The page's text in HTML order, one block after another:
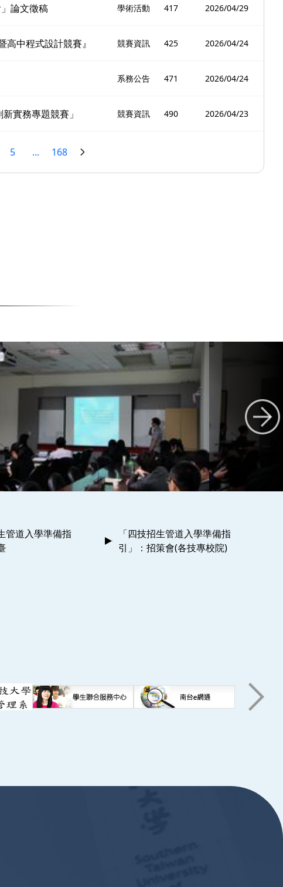
論文徵稿 學術活動 417 2026/04/29
中程式設計競賽』 競賽資訊 425 2026/04/24
系務公告 471 2026/04/24
實務專題競賽」 競賽資訊 490 2026/04/23
5 ... 168
管道入學準備指
「四技招生管道入學準備指
引」：招策會(各技專校院)